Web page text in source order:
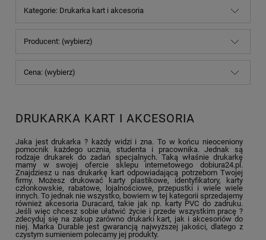
Kategorie: Drukarka kart i akcesoria
Producent: (wybierz)
Cena: (wybierz)
DRUKARKA KART I AKCESORIA
Jaka jest drukarka ? każdy widzi i zna. To w końcu nieoceniony
pomocnik każdego ucznia, studenta i pracownika. Jednak są
rodzaje drukarek do zadań specjalnych. Taką właśnie drukarkę
mamy w swojej ofercie sklepu internetowego dobiura24.pl.
Znajdziesz u nas drukarkę kart odpowiadającą potrzebom Twojej
firmy. Możesz drukować karty plastikowe, identyfikatory, karty
członkowskie, rabatowe, lojalnościowe, przepustki i wiele wiele
innych. To jednak nie wszystko, bowiem w tej kategorii sprzedajemy
również akcesoria Duracard, takie jak np. karty PVC do zadruku.
Jeśli więc chcesz sobie ułatwić życie i przede wszystkim pracę ?
zdecyduj się na zakup zarówno drukarki kart, jak i akcesoriów do
niej. Marka Durable jest gwarancją najwyższej jakości, dlatego z
czystym sumieniem polecamy jej produkty.